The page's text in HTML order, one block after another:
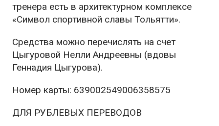
тренера есть в архитектурном комплексе
«Символ спортивной славы Тольятти».
Средства можно перечислять на счет
Цыгуровой Нелли Андреевны (вдовы
Геннадия Цыгурова).
Номер карты: 639002549006358575
ДЛЯ РУБЛЕВЫХ ПЕРЕВОДОВ